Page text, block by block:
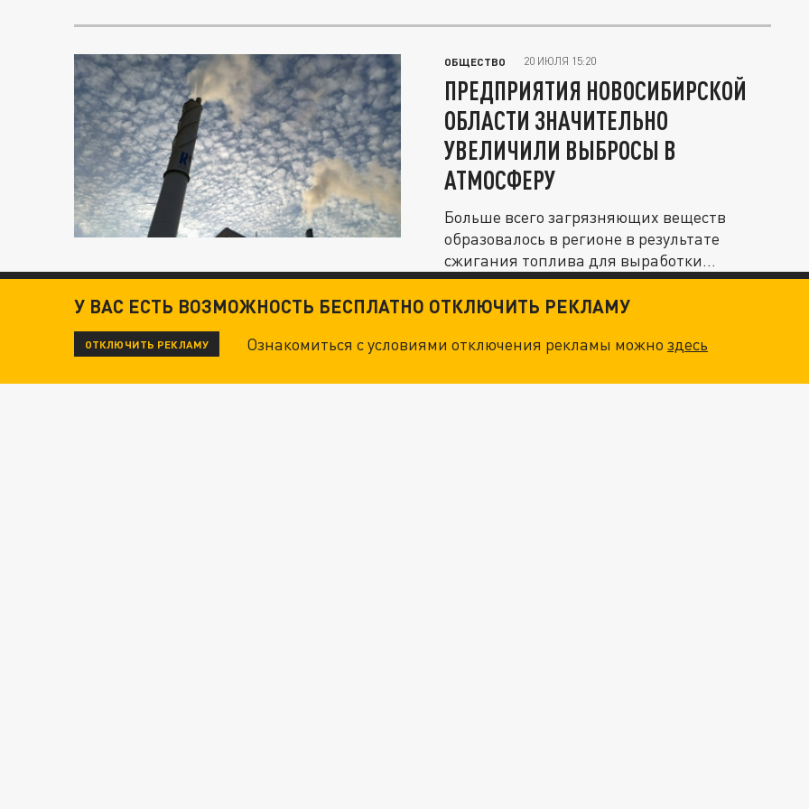
ОБЩЕСТВО 20 ИЮЛЯ 15:20
ПРЕДПРИЯТИЯ НОВОСИБИРСКОЙ
ОБЛАСТИ ЗНАЧИТЕЛЬНО
УВЕЛИЧИЛИ ВЫБРОСЫ В
АТМОСФЕРУ
Больше всего загрязняющих веществ
образовалось в регионе в результате
сжигания топлива для выработки
электро-...
У ВАС ЕСТЬ ВОЗМОЖНОСТЬ БЕСПЛАТНО ОТКЛЮЧИТЬ РЕКЛАМУ
ОТКЛЮЧИТЬ РЕКЛАМУ Ознакомиться с условиями отключения рекламы можноздесь